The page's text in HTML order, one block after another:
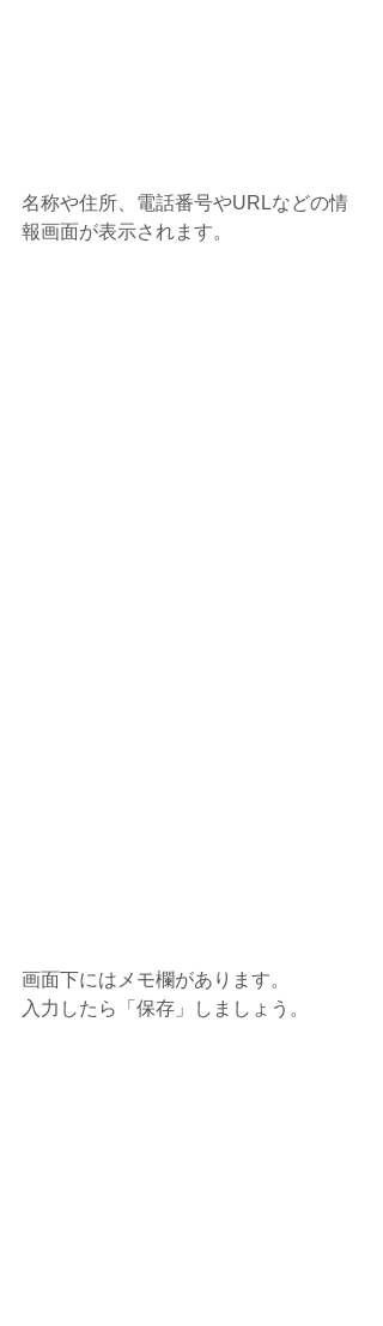
名称や住所、電話番号やURLなどの情
報画面が表示されます。
画面下にはメモ欄があります。
入力したら「保存」しましょう。